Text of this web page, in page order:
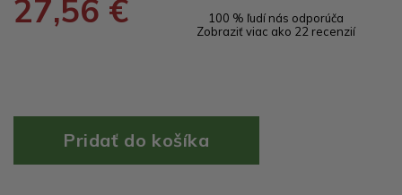
27,56 €
100 % ľudí nás odporúča
Zobraziť viac ako 22 recenzií